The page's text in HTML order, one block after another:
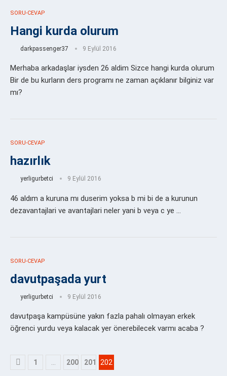
SORU-CEVAP
Hangi kurda olurum
darkpassenger37 9 Eylül 2016
Merhaba arkadaşlar iysden 26 aldim Sizce hangi kurda olurum
Bir de bu kurların ders programı ne zaman açıklanır bilginiz var
mı?
SORU-CEVAP
hazırlık
yerligurbetci 9 Eylül 2016
46 aldım a kuruna mı duserim yoksa b mi bi de a kurunun
dezavantajlari ve avantajlari neler yani b veya c ye …
SORU-CEVAP
davutpaşada yurt
yerligurbetci 9 Eylül 2016
davutpaşa kampüsüne yakın fazla pahalı olmayan erkek
öğrenci yurdu veya kalacak yer önerebilecek varmı acaba ?
1 200 201 202